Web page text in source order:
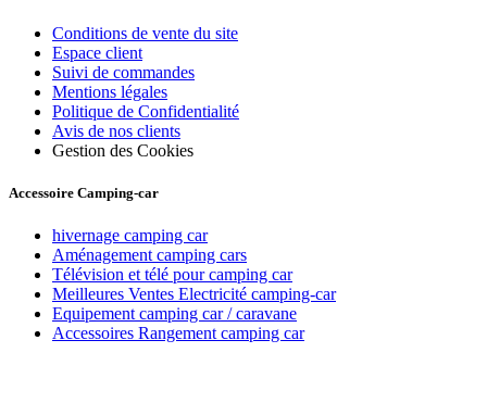
Conditions de vente du site
Espace client
Suivi de commandes
Mentions légales
Politique de Confidentialité
Avis de nos clients
Gestion des Cookies
Accessoire Camping-car
hivernage camping car
Aménagement camping cars
Télévision et télé pour camping car
Meilleures Ventes Electricité camping-car
Equipement camping car / caravane
Accessoires Rangement camping car